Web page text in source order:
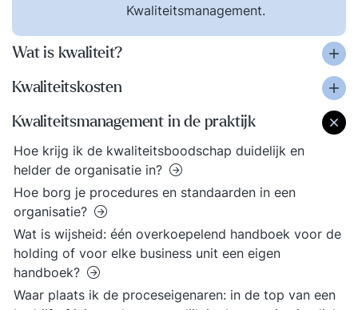
Kwaliteitsmanagement.
Wat is kwaliteit?
Kwaliteitskosten
Kwaliteitsmanagement in de praktijk
Hoe krijg ik de kwaliteitsboodschap duidelijk en
helder de organisatie in?
Hoe borg je procedures en standaarden in een
organisatie?
Wat is wijsheid: één overkoepelend handboek voor de
holding of voor elke business unit een eigen
handboek?
Waar plaats ik de proceseigenaren: in de top van een